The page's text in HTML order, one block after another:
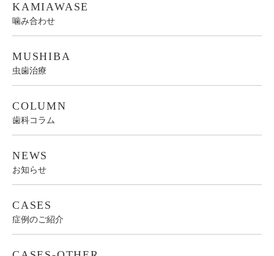
KAMIAWASE
噛み合わせ
MUSHIBA
虫歯治療
COLUMN
歯科コラム
NEWS
お知らせ
CASES
症例のご紹介